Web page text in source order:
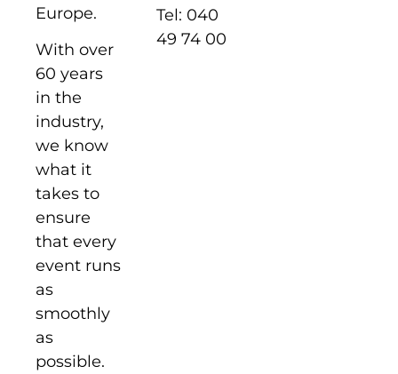
Europe.
With over
60 years
in the
industry,
we know
what it
takes to
ensure
that every
event runs
as
smoothly
as
possible.
Tel: 040
49 74 00